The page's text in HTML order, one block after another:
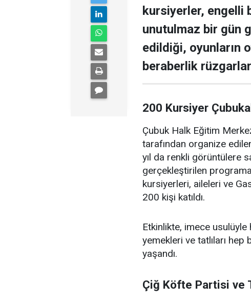
kursiyerler, engelli
unutulmaz bir gün
edildiği, oyunların
beraberlik
200 Kursiyer
Çubuk Halk Eğitim
tarafından organize
yıl da renkli görüntülere
gerçekleştirilen
kursiyerleri, aileleri ve
200 kişi katıldı.
Etkinlikte, imece usulüyle
yemekleri ve tatlıları
yaşandı.
Çiğ Köfte Partisi ve